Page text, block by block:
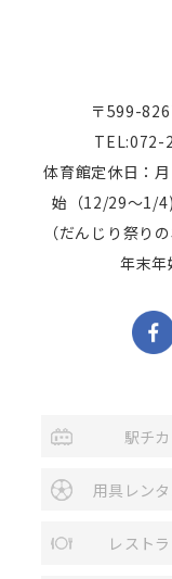
〒599-
TEL:072-
体育館定休日：
始（12/29～1/
（だんじり祭
年末
駅チカ
用具レン
レスト